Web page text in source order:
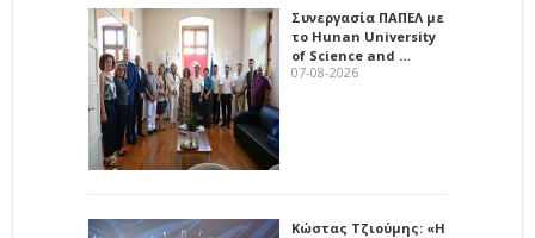
Συνεργασία ΠΑΠΕΛ με
το Hunan University
of Science and …
07-08-2026
Κώστας Τζιούμης: «Η